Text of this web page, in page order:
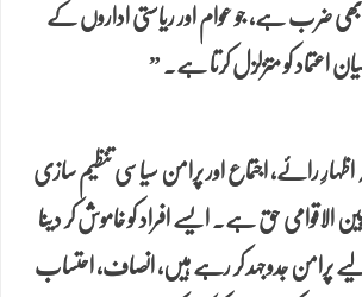
بھی ضرب ہے، جو عوام اور ریاستی اداروں کے
اعتماد کو متزلزل کرتا ہے. ”
اظہارِ رائے، اجتماع اور پرامن سیاسی تنظیم سازی
الاقوامی حق ہے. ایسے افراد کو خاموش کر دینا
پرامن جدوجہد کر رہے ہیں، انصاف، احتساب